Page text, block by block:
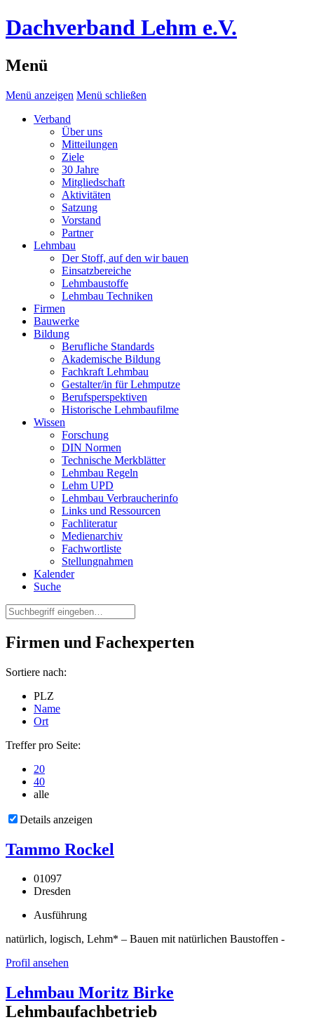
Dachverband Lehm e.V.
Menü
Menü anzeigen Menü schließen
Verband
Über uns
Mitteilungen
Ziele
30 Jahre
Mitgliedschaft
Aktivitäten
Satzung
Vorstand
Partner
Lehmbau
Der Stoff, auf den wir bauen
Einsatzbereiche
Lehmbaustoffe
Lehmbau Techniken
Firmen
Bauwerke
Bildung
Berufliche Standards
Akademische Bildung
Fachkraft Lehmbau
Gestalter/in für Lehmputze
Berufsperspektiven
Historische Lehmbaufilme
Wissen
Forschung
DIN Normen
Technische Merkblätter
Lehmbau Regeln
Lehm UPD
Lehmbau Verbraucherinfo
Links und Ressourcen
Fachliteratur
Medienarchiv
Fachwortliste
Stellungnahmen
Kalender
Suche
Firmen und Fachexperten
Sortiere nach:
PLZ
Name
Ort
Treffer pro Seite:
20
40
alle
Details anzeigen
Tammo Rockel
01097
Dresden
Ausführung
natürlich, logisch, Lehm* – Bauen mit natürlichen Baustoffen -
Profil ansehen
Lehmbau Moritz Birke
Lehmbaufachbetrieb